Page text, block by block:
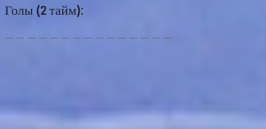
Голы (2 тайм):
— — — — — — — — — — — — — — —